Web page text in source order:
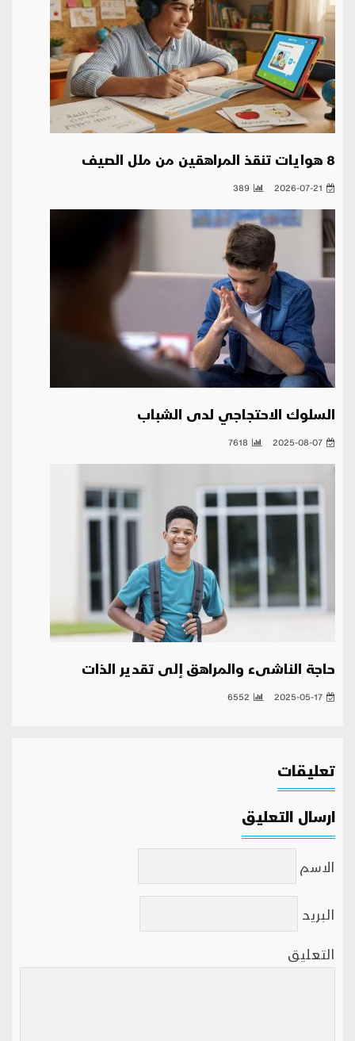
8 هوايات تنقذ المراهقين من ملل الصيف
2026-07-21
389
السلوك الاحتجاجي لدى الشباب
2025-08-07
7618
حاجة الناشىء والمراهق إلى تقدير الذات
2025-05-17
6552
تعليقات
ارسال التعليق
الاسم
البريد
التعليق